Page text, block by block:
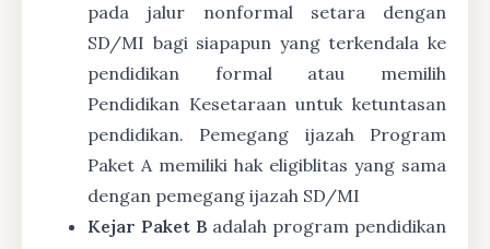
pada jalur nonformal setara dengan
SD/MI bagi siapapun yang terkendala ke
pendidikan formal atau memilih
Pendidikan Kesetaraan untuk ketuntasan
pendidikan. Pemegang ijazah Program
Paket A memiliki hak eligiblitas yang sama
dengan pemegang ijazah SD/MI
Kejar Paket B adalah program pendidikan